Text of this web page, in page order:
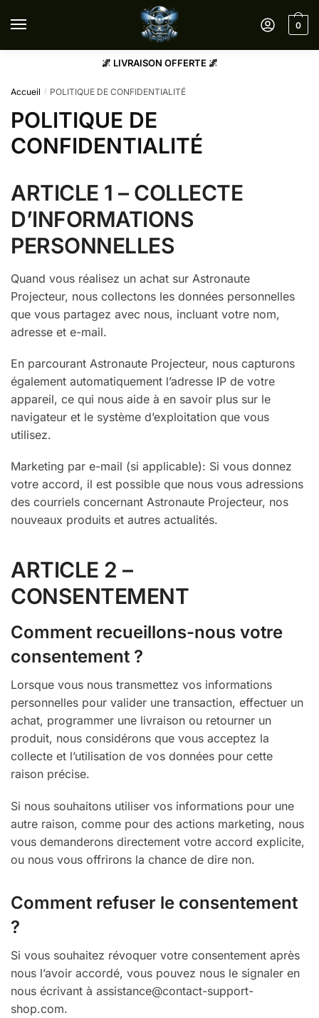
0
🌌 LIVRAISON OFFERTE 🌌
Accueil / POLITIQUE DE CONFIDENTIALITÉ
POLITIQUE DE
CONFIDENTIALITÉ
ARTICLE 1 – COLLECTE
D’INFORMATIONS
PERSONNELLES
Quand vous réalisez un achat sur Astronaute
Projecteur, nous collectons les données personnelles
que vous partagez avec nous, incluant votre nom,
adresse et e-mail.
En parcourant Astronaute Projecteur, nous capturons
également automatiquement l’adresse IP de votre
appareil, ce qui nous aide à en savoir plus sur le
navigateur et le système d’exploitation que vous
utilisez.
Marketing par e-mail (si applicable): Si vous donnez
votre accord, il est possible que nous vous adressions
des courriels concernant Astronaute Projecteur, nos
nouveaux produits et autres actualités.
ARTICLE 2 –
CONSENTEMENT
Comment recueillons-nous votre
consentement ?
Lorsque vous nous transmettez vos informations
personnelles pour valider une transaction, effectuer un
achat, programmer une livraison ou retourner un
produit, nous considérons que vous acceptez la
collecte et l’utilisation de vos données pour cette
raison précise.
Si nous souhaitons utiliser vos informations pour une
autre raison, comme pour des actions marketing, nous
vous demanderons directement votre accord explicite,
ou nous vous offrirons la chance de dire non.
Comment refuser le consentement
?
Si vous souhaitez révoquer votre consentement après
nous l’avoir accordé, vous pouvez nous le signaler en
nous écrivant à assistance@contact-support-
shop.com.